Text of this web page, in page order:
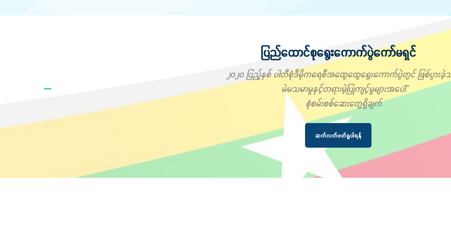
ပြည်ထောင်စုရွေးကောက်ပွဲကော်မရှင်
၂၀၂၀ ပြည့်နှစ် ပါတီစုံဒီမိုကရေစီအထွေထွေရွေးကောက်ပွဲတွင် ဖြစ်ပွား
မဲမသမာမှုနှင့်တရားမဲ့ပြုကျင့်မှုများအပေါ်
စုံစမ်းစစ်ဆေးတွေ့ရှိချက်
ဆက်လက်ဖတ်ရှုပါရန်